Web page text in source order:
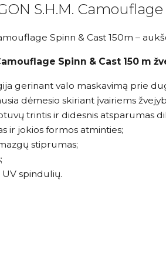
S.H.M.
Spinn & Cast 150m –
Spinn & Cast 150 m
gerinant valo maskavimą prie
dėmesio skiriant įvairiems
trintis ir didesnis atsparumas
ir jokios formos atminties;
stiprumas;
spindulių.